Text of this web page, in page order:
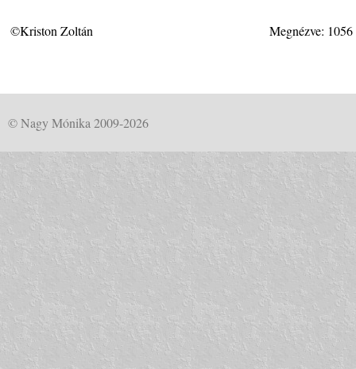
©Kriston Zoltán Megnézve:
© Nagy Mónika 2009-2026